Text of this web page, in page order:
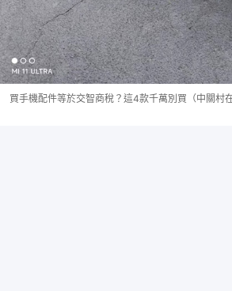
買手機配件等於交智商稅？這4款千萬別買（中關村在